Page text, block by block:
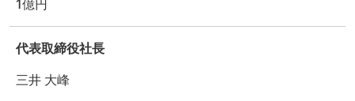
1億円
代表取締役社長
三井 大峰